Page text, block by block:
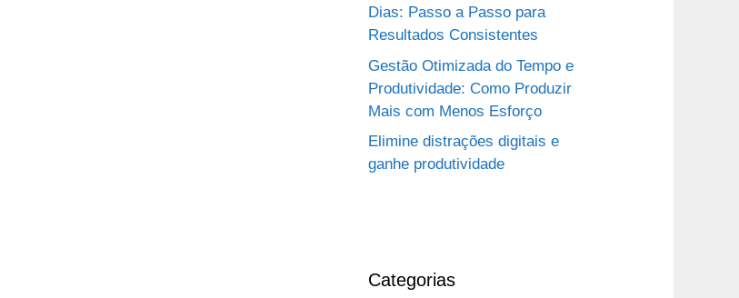
Dias: Passo a Passo para
Resultados Consistentes
Gestão Otimizada do Tempo e
Produtividade: Como Produzir
Mais com Menos Esforço
Elimine distrações digitais e
ganhe produtividade
Categorias